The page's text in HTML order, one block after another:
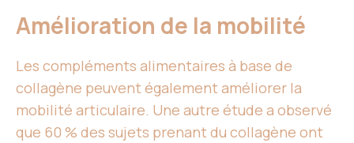
Amélioration de la mobilité
Les compléments alimentaires à base de
collagène peuvent également améliorer la
mobilité articulaire. Une autre étude a observé
que 60 % des sujets prenant du collagène ont